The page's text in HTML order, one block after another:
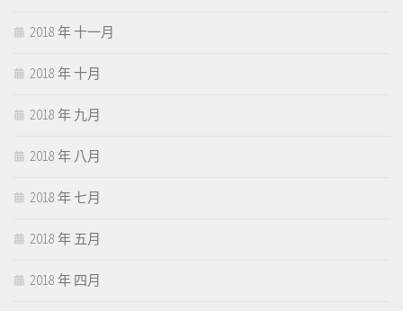
2018 年 十一月
2018 年 十月
2018 年 九月
2018 年 八月
2018 年 七月
2018 年 五月
2018 年 四月